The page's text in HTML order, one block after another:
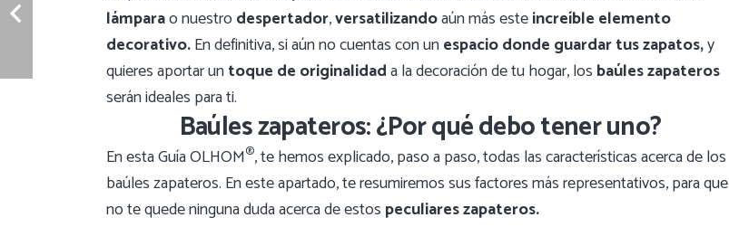
lámparao nuestro despertador,versatilizandoaún más esteincreíble elemento
decorativo.En definitiva, si aún no cuentas con unespacio donde guardar tus zapatos,y
quieres aportar untoque de originalidada la decoración de tu hogar, los baúles zapateros
serán ideales para ti.
Baúles zapateros: ¿Por qué debo tener uno?
En esta Guía OLHOM®, te hemos explicado, paso a paso, todas las características acerca de los
baúles zapateros. En este apartado, te resumiremos sus factores más representativos, para que
no te quede ninguna duda acerca de estos peculiares zapateros.